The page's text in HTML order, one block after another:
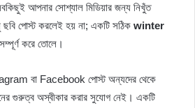
আপনার সোশ্যাল মিডিয়ার জন্য নিখুঁত
ছবি পোস্ট করলেই হয় না; একটি সঠিক winter
করে তোলে।
বা Facebook পোস্ট অন্যদের থেকে
গুরুত্ব অস্বীকার করার সুযোগ নেই। একটি